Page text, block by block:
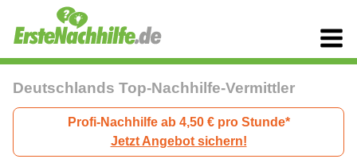
Deutschlands Top-Nachhilfe-Vermittler
Profi-Nachhilfe ab 4,50 € pro Stunde*
Jetzt Angebot sichern!